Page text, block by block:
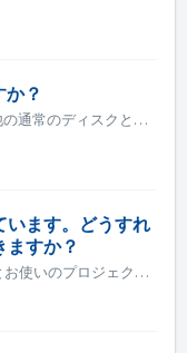
か？
M-DISCに対応していますが、Neroは他の通常のディスクと同様に書き込みます。このための特別な処置はありません。
います。どうすれ
ますか？
この問題は、プロジェクトファイルとお使いのプロジェクトタイプとの間の不一致が原因である可能性があります。他のプロジェクトタイプを試して、一致問題があるかどうかを確認してください。 ディスクドライブの認識に失敗したことも原因の一つと考えられますので、お試しください。 1. 外付けの光ディスクドライブレコ...